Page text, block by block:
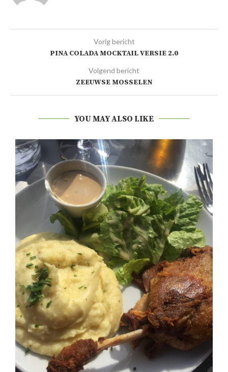
Vorig bericht
PINA COLADA MOCKTAIL VERSIE 2.0
Volgend bericht
ZEEUWSE MOSSELEN
YOU MAY ALSO LIKE